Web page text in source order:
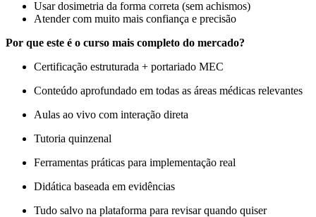
Usar dosimetria da forma correta (sem achismos)
Atender com muito mais confiança e precisão
Por que este é o curso mais completo do mercado?
Certificação estruturada + portariado MEC
Conteúdo aprofundado em todas as áreas médicas relevantes
Aulas ao vivo com interação direta
Tutoria quinzenal
Ferramentas práticas para implementação real
Didática baseada em evidências
Tudo salvo na plataforma para revisar quando quiser